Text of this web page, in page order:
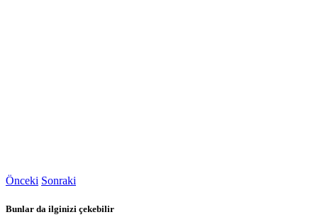
Önceki Sonraki
Bunlar da ilginizi çekebilir